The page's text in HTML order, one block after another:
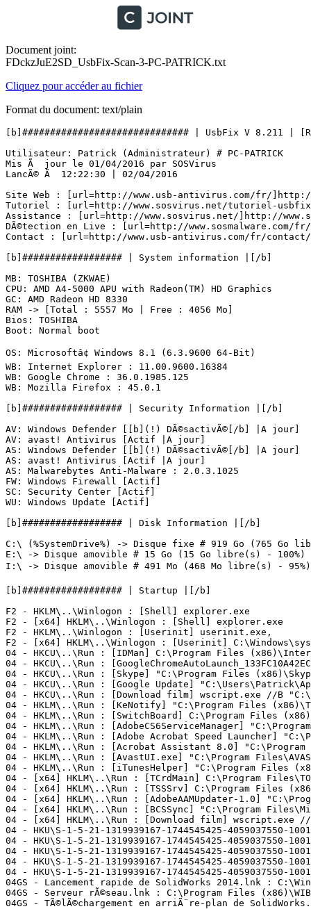
Document joint:
FDckzJuE2SD_UsbFix-Scan-3-PC-PATRICK.txt
Cliquez pour accéder au fichier
Format du document: text/plain
[b]############################## | UsbFix V 8.211 |
Utilisateur: Patrick (Administrateur) # PC-PATRICK
Mis Ã  jour le 01/04/2016 par SOSVirus
LancÃ© Ã  12:22:30 | 02/04/2016
Site Web : [url=http://www.usb-antivirus.com/fr/
Tutoriel : [url=http://www.sosvirus.net/tutoriel-
Assistance : [url=http://www.sosvirus.net/]http://
DÃ©tection en Live : [url=http://
Contact : [url=http://www.usb-antivirus.com/fr/
[b]################## | System information |[/b]
MB: TOSHIBA (ZKWAE)
CPU: AMD A4-5000 APU with Radeon(TM) HD Graphics
GC: AMD Radeon HD 8330
RAM -> [Total : 5557 Mo | Free : 4056 Mo]
Bios: TOSHIBA
Boot: Normal boot
OS: Microsoftâ¢ Windows 8.1 (6.3.9600 64-Bit)
WB: Internet Explorer : 11.00.9600.16384
WB: Google Chrome : 36.0.1985.125
WB: Mozilla Firefox : 45.0.1
[b]################## | Security Information |[/b]
AV: Windows Defender [[b](!) DÃ©sactivÃ©[/b] |A jour]
AV: avast! Antivirus [Actif |A jour]
AS: Windows Defender [[b](!) DÃ©sactivÃ©[/b] |A jour]
AS: avast! Antivirus [Actif |A jour]
AS: Malwarebytes Anti-Malware : 2.0.3.1025
FW: Windows Firewall [Actif]
SC: Security Center [Actif]
WU: Windows Update [Actif]
[b]################## | Disk Information |[/b]
C:\ (%SystemDrive%) -> Disque fixe # 919 Go (765 Go
E:\ -> Disque amovible # 15 Go (15 Go libre(s) - 100%)
I:\ -> Disque amovible # 491 Mo (468 Mo libre(s) - 95%)
[b]################## | Startup |[/b]
F2 - HKLM\..\Winlogon : [Shell] explorer.exe
F2 - [x64] HKLM\..\Winlogon : [Shell] explorer.exe
F2 - HKLM\..\Winlogon : [Userinit] userinit.exe,
F2 - [x64] HKLM\..\Winlogon : [Userinit]
04 - HKCU\..\Run : [IDMan] C:\Program Files
04 - HKCU\..\Run :
04 - HKCU\..\Run : [Skype] "C:\Program Files
04 - HKCU\..\Run : [Google Update]
04 - HKCU\..\Run : [Download film] wscript.exe //B
04 - HKLM\..\Run : [KeNotify] "C:\Program Files
04 - HKLM\..\Run : [SwitchBoard] C:\Program Files
04 - HKLM\..\Run : [AdobeCS6ServiceManager]
04 - HKLM\..\Run : [Adobe Acrobat Speed Launcher]
04 - HKLM\..\Run : [Acrobat Assistant 8.0]
04 - HKLM\..\Run : [AvastUI.exe] "C:\Program
04 - HKLM\..\Run : [iTunesHelper] "C:\Program Files
04 - [x64] HKLM\..\Run : [TCrdMain] C:\Program
04 - [x64] HKLM\..\Run : [TSSSrv] C:\Program Files
04 - [x64] HKLM\..\Run : [AdobeAAMUpdater-1.0]
04 - [x64] HKLM\..\Run : [BCSSync] "C:\Program
04 - [x64] HKLM\..\Run : [Download film] wscript.exe
04 - HKU\S-1-5-21-1319939167-1744545425-
04 - HKU\S-1-5-21-1319939167-1744545425-4059037550-
04 - HKU\S-1-5-21-1319939167-1744545425-
04 - HKU\S-1-5-21-1319939167-1744545425-
04 - HKU\S-1-5-21-1319939167-1744545425-
04GS - Lancement rapide de SolidWorks 2014.lnk :
04GS - Serveur rÃ©seau.lnk : C:\Program Files
04GS - TÃ©lÃ©chargement en arriÃ¨re-plan de